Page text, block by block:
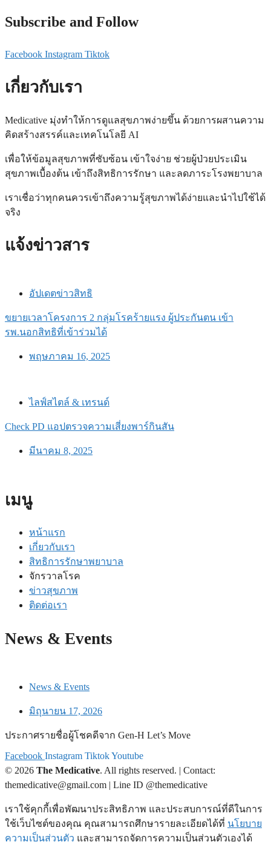
Subscribe and Follow
Facebook Instagram Tiktok
เกี่ยวกับเรา
Medicative มุ่งทำให้การดูแลสุขภาพง่ายขึ้น ด้วยการผสานความ
คิดสร้างสรรค์และเทคโนโลยี AI
เพื่อให้ข้อมูลสุขภาพที่ซับซ้อน เข้าใจง่าย ช่วยผู้ป่วยประเมิน
สุขภาพเบื้องต้น เข้าถึงสิทธิการรักษา และลดภาระโรงพยาบาล
เราเชื่อว่าทุกคนควรเข้าถึงความรู้สุขภาพได้ง่ายและนำไปใช้ได้
จริง
แจ้งข่าวสาร
อัปเดตข่าวสิทธิ
ขยายเวลาโครงการ 2 กลุ่มโรคร้ายแรง ผู้ประกันตน เข้า
รพ.นอกสิทธิที่เข้าร่วมได้
พฤษภาคม 16, 2025
ไลฟ์สไตล์ & เทรนด์
Check PD แอปตรวจความเสี่ยงพาร์กินสัน
มีนาคม 8, 2025
เมนู
หน้าแรก
เกี่ยวกับเรา
สิทธิการรักษาพยาบาล
จักรวาลโรค
ข่าวสุขภาพ
ติดต่อเรา
News & Events
News & Events
มิถุนายน 17, 2026
ประกาศรายชื่อผู้โชคดีจาก Gen-H Let’s Move
Facebook Instagram TiktokYoutube
© 2026 The Medicative. All rights reserved. | Contact:
themedicative@gmail.com | Line ID @themedicative
เราใช้คุกกี้เพื่อพัฒนาประสิทธิภาพ และประสบการณ์ที่ดีในการ
ใช้เว็บไซต์ของคุณ คุณสามารถศึกษารายละเอียดได้ที่ นโยบาย
ความเป็นส่วนตัว และสามารถจัดการความเป็นส่วนตัวเองได้